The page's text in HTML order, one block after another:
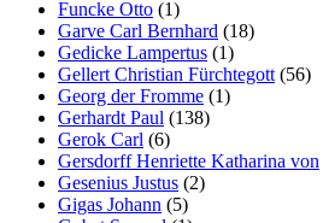
Funcke Otto (1)
Garve Carl Bernhard (18)
Gedicke Lampertus (1)
Gellert Christian Fürchtegott (56)
Georg der Fromme (1)
Gerhardt Paul (138)
Gerok Carl (6)
Gersdorff Henriette Katharina von
Gesenius Justus (2)
Gigas Johann (5)